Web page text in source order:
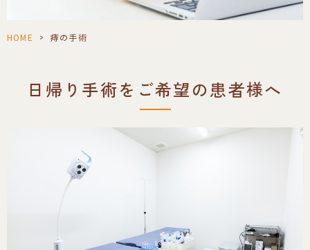
HOME > 痔の手術
日帰り手術をご希望の患者様へ